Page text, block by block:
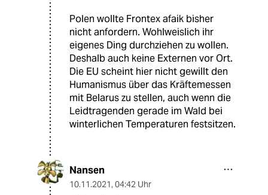
Polen wollte Frontex afaik bisher
nicht anfordern. Wohlweislich ihr
eigenes Ding durchziehen zu wollen.
Deshalb auch keine Externen vor Ort.
Die EU scheint hier nicht gewillt den
Humanismus über das Kräftemessen
mit Belarus zu stellen, auch wenn die
Leidtragenden gerade im Wald bei
winterlichen Temperaturen festsitzen.
Nansen
10.11.2021, 04:42 Uhr